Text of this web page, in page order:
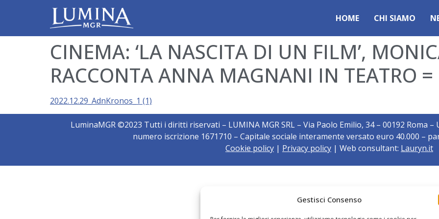
Gestisci Consenso
HOME CHI SIAMO
CINEMA: ‘LA NASCITA DI UN FILM’,
RACCONTA ANNA MAGNANI IN TEATRO =
2022.12.29_AdnKronos_1 (1)
LuminaMGR ©2023 Tutti i diritti riservati – LUMINA MGR SRL – Via Paolo Emilio, 34 – 00192 Roma
numero iscrizione 1671710 – Capitale sociale interamente versato euro 40.000 –
Cookie policy | Privacy policy | Web consultant: Lauryn.it